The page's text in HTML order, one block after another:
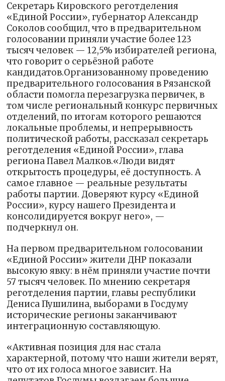
Секретарь Кировского реготделения
«Единой России», губернатор Александр
Соколов сообщил, что в предварительном
голосовании приняли участие более 123
тысяч человек — 12,5% избирателей региона,
что говорит о серьёзной работе
кандидатов.Организованному проведению
предварительного голосования в Рязанской
области помогла перезагрузка первичек, в
том числе региональный конкурс первичных
отделений, по итогам которого решаются
локальные проблемы, и непрерывность
политической работы, рассказал секретарь
реготделения «Единой России», глава
региона Павел Малков.«Люди видят
открытость процедуры, её доступность. А
самое главное — реальные результаты
работы партии. Доверяют курсу «Единой
России», курсу нашего Президента и
консолидируется вокруг него», —
подчеркнул он.
На первом предварительном голосовании
«Единой России» жители ДНР показали
высокую явку: в нём приняли участие почти
57 тысяч человек. По мнению секретаря
реготделения партии, главы республики
Дениса Пушилина, выборами в Госдуму
исторические регионы заканчивают
интеграционную составляющую.
«Активная позиция для нас стала
характерной, потому что наши жители верят,
что от их голоса многое зависит. На